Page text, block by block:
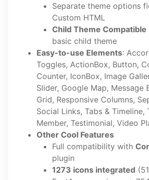
Separate theme options
Custom HTML
Child Theme Compatible
basic child theme
Easy-to-use Elements:
Toggles, ActionBox, Button,
Counter, IconBox, Image
Slider, Google Map, Message
Grid, Responsive Columns,
Social Links, Tabs & Timeline,
Member, Testimonial, Video
Other Cool Features
Full compatibility with
plugin
1273 icons integrated